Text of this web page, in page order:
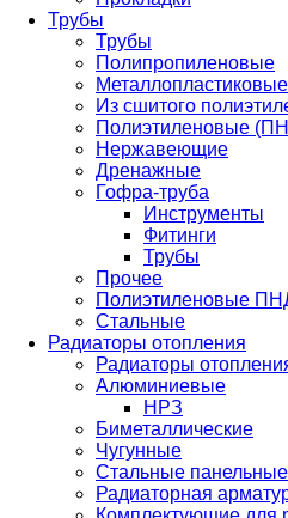
Трубы
Трубы
Полипропиленовые
Металлопластиковые
Из сшитого
Полиэтиленовые
Нержавеющие
Дренажные
Гофра-труба
Инструменты
Фитинги
Трубы
Прочее
Полиэтиленовые
Стальные
Радиаторы отопления
Радиаторы
Алюминиевые
НРЗ
Биметаллические
Чугунные
Стальные панельные
Радиаторная